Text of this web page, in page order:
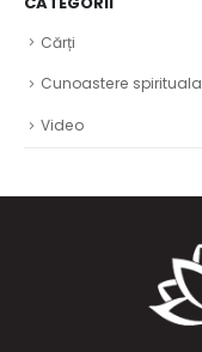
Cărți
Cunoastere spirituala
Video